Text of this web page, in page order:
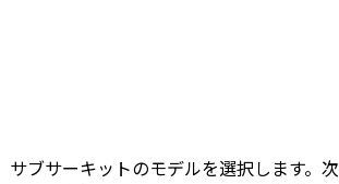
ブサーキットのモデルを選択します。次